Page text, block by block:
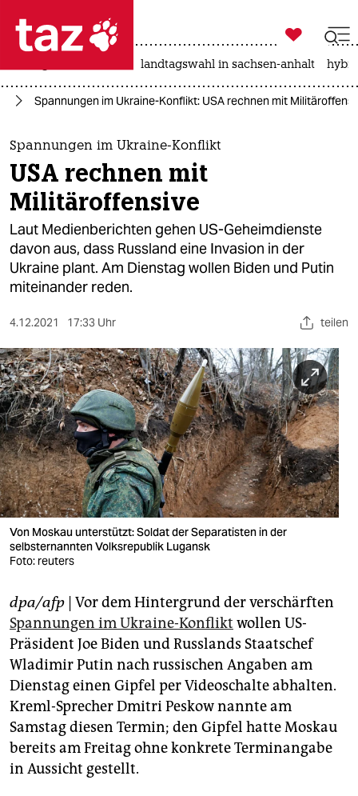
 taz zahl ich
taz zahl ich
themen
politik
öko
gesellschaft
kultur
sport
berlin
nord
wahrheit
verlag
verlag
veranstaltungen
shop
fragen & hilfe
unterstützen
abo
genossenschaft
epaper login

taz zahl ich
landtagswahl in sachsen-anhalt
Spannungen im Ukraine-Konflikt: USA rechnen mit
Spannungen im Ukraine-Konflikt
USA rechnen mit
Militäroffensive
Laut Medienberichten gehen US-Geheimdienste
davon aus, dass Russland eine Invasion in der
Ukraine plant. Am Dienstag wollen Biden und Putin
miteinander reden.
4.12.2021 17:33 Uhr teilen
Von Moskau unterstützt: Soldat der Separatisten in der
selbsternannten Volksrepublik Lugansk
Foto: reuters
dpa/afp | Vor dem Hintergrund der verschärften
Spannungen im Ukraine-Konflikt wollen US-
Präsident Joe Biden und Russlands Staatschef
Wladimir Putin nach russischen Angaben am
Dienstag einen Gipfel per Videoschalte abhalten.
Kreml-Sprecher Dmitri Peskow nannte am
Samstag diesen Termin; den Gipfel hatte Moskau
bereits am Freitag ohne konkrete Terminangabe
in Aussicht gestellt.